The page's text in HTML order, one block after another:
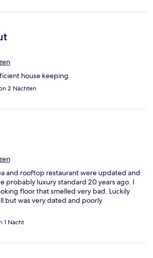
house keeping
2 Nächten
and rooftop restaurant were updated and
probably luxury standard 20 years ago. I
floor that smelled very bad. Luckily
but was very dated and poorly
1 Nacht